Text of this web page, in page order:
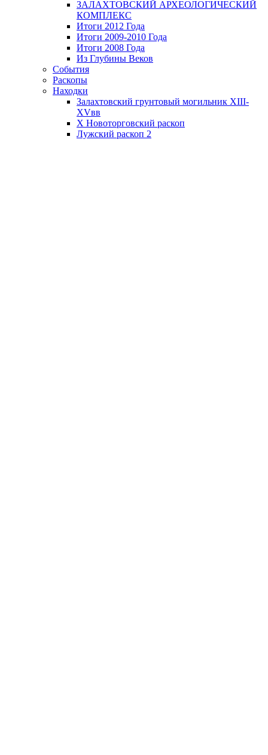
ЗАЛАХТОВСКИЙ АРХЕОЛОГИЧЕСКИЙ
КОМПЛЕКС
Итоги 2012 Года
Итоги 2009-2010 Года
Итоги 2008 Года
Из Глубины Веков
События
Раскопы
Находки
Залахтовский грунтовый могильник XIII-
XVвв
X Новоторговский раскоп
Лужский раскоп 2